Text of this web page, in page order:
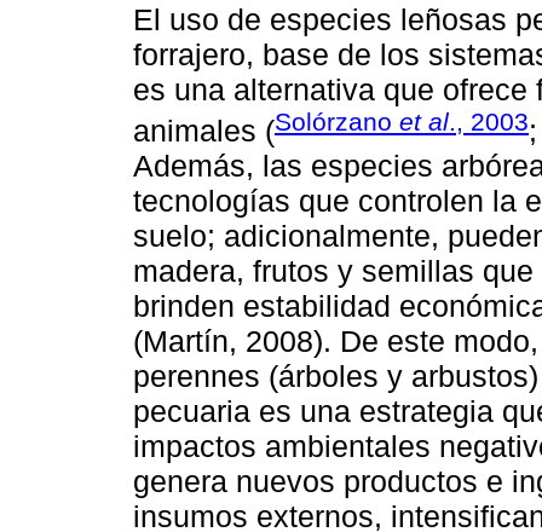
El uso de especies leñosas
forrajero, base de los
es una alternativa que
animales (Solórzano et al., 2003
Además, las especies
tecnologías que controlen la
suelo; adicionalmente,
madera, frutos y semillas
brinden estabilidad
(Martín, 2008). De este
perennes (árboles y
pecuaria es una estrategia
impactos ambientales
genera nuevos productos e
insumos externos,